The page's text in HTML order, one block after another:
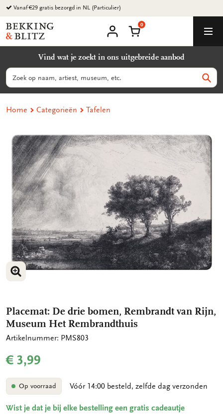
Ga
naar
content
Vanaf €29 gratis bezorgd in NL (Particulier)
Bekking
&
B.V.
account
Winkelmand
0
Vind wat je zoekt in ons uitgebreide aanbod
Zoeken
Home Categorieën Tafelen
VERGROOT AFBEELDING
Placemat: De drie bomen, Rembrandt van Rijn,
Museum Het Rembrandthuis
Artikelnummer: PMS803
€ 3,99
Op voorraad Vóór 14:00 besteld, zelfde dag verzonden
Wist je dat je bij elke bestelling een gratis cadeautje